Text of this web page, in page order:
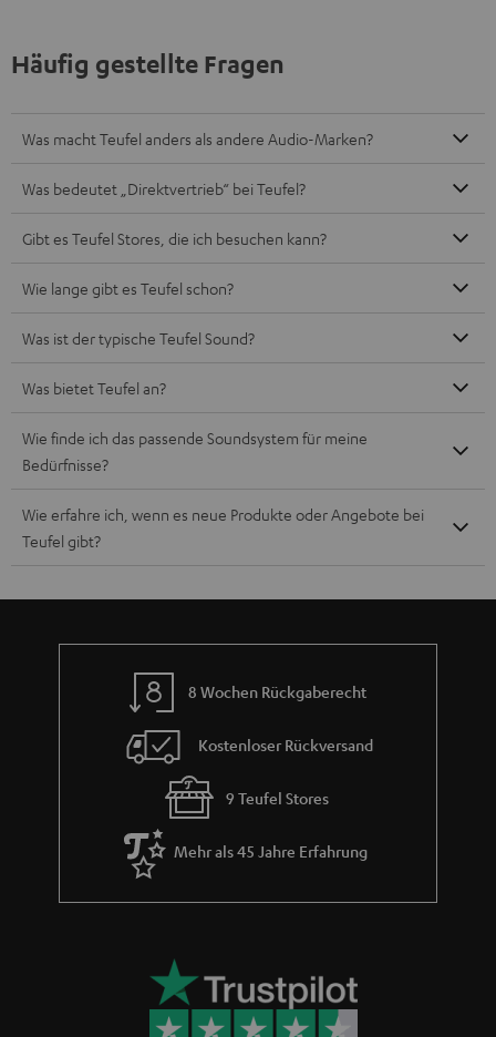
Häufig gestellte Fragen
Was macht Teufel anders als andere Audio-Marken?
Was bedeutet „Direktvertrieb“ bei Teufel?
Gibt es Teufel Stores, die ich besuchen kann?
Wie lange gibt es Teufel schon?
Was ist der typische Teufel Sound?
Was bietet Teufel an?
Wie finde ich das passende Soundsystem für meine
Bedürfnisse?
Wie erfahre ich, wenn es neue Produkte oder Angebote bei
Teufel gibt?
8 Wochen Rückgaberecht
Kostenloser Rückversand
9 Teufel Stores
Mehr als 45 Jahre Erfahrung